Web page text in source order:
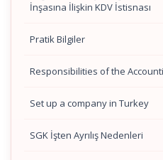
İnşasına İlişkin KDV İstisnası
Pratik Bilgiler
Responsibilities of the
Set up a company in Turkey
SGK İşten Ayrılış Nedenleri